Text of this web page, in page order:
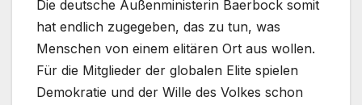
Die deutsche Außenministerin Baerbock somit
hat endlich zugegeben, das zu tun, was
Menschen von einem elitären Ort aus wollen.
Für die Mitglieder der globalen Elite spielen
Demokratie und der Wille des Volkes schon